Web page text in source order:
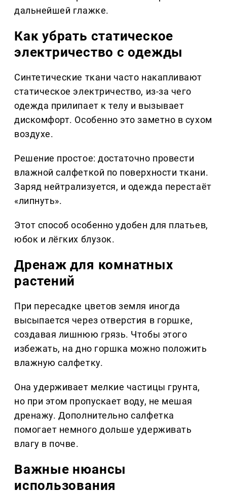
дальнейшей глажке.
Как убрать статическое
электричество с одежды
Синтетические ткани часто накапливают
статическое электричество, из-за чего
одежда прилипает к телу и вызывает
дискомфорт. Особенно это заметно в сухом
воздухе.
Решение простое: достаточно провести
влажной салфеткой по поверхности ткани.
Заряд нейтрализуется, и одежда перестаёт
«липнуть».
Этот способ особенно удобен для платьев,
юбок и лёгких блузок.
Дренаж для комнатных
растений
При пересадке цветов земля иногда
высыпается через отверстия в горшке,
создавая лишнюю грязь. Чтобы этого
избежать, на дно горшка можно положить
влажную салфетку.
Она удерживает мелкие частицы грунта,
но при этом пропускает воду, не мешая
дренажу. Дополнительно салфетка
помогает немного дольше удерживать
влагу в почве.
Важные нюансы
использования